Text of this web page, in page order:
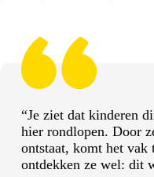
“Je ziet dat kinderen
hier rondlopen. Door
ontstaat, komt het vak
ontdekken ze wel: dit